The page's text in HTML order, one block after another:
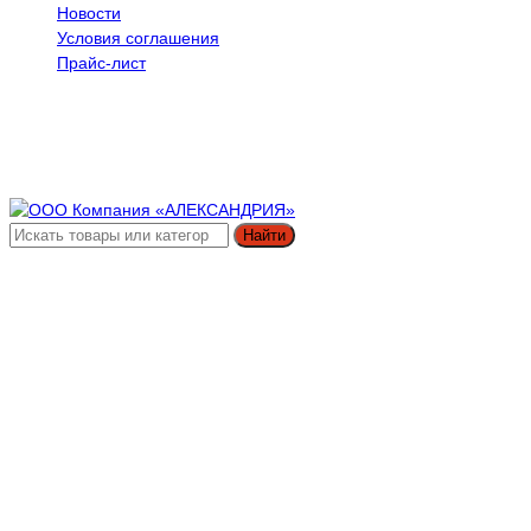
Новости
Условия соглашения
Прайс-лист
Найти